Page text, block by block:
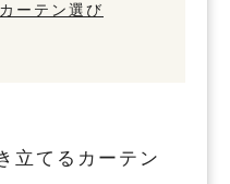
ーテン選び
立てるカーテン